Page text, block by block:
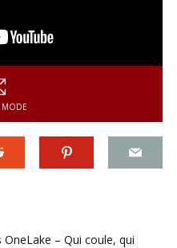
MODE
– Qui coule, qui